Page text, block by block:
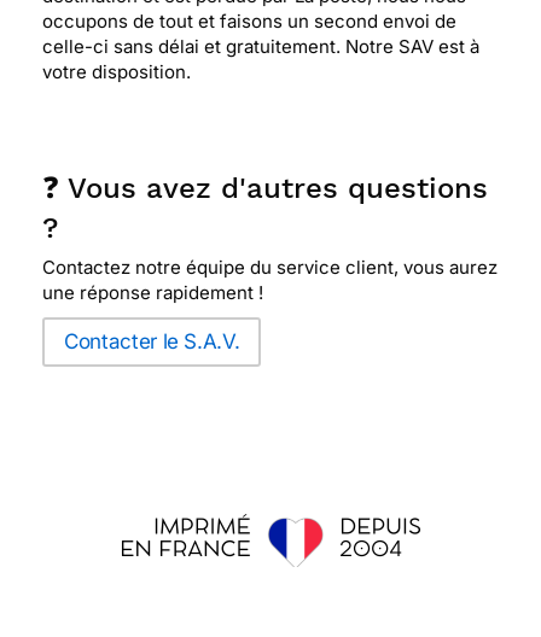
occupons de tout et faisons un second envoi de
celle-ci sans délai et gratuitement. Notre SAV est à
votre disposition.
❓ Vous avez d'autres questions
?
Contactez notre équipe du service client, vous aurez
une réponse rapidement !
Contacter le S.A.V.